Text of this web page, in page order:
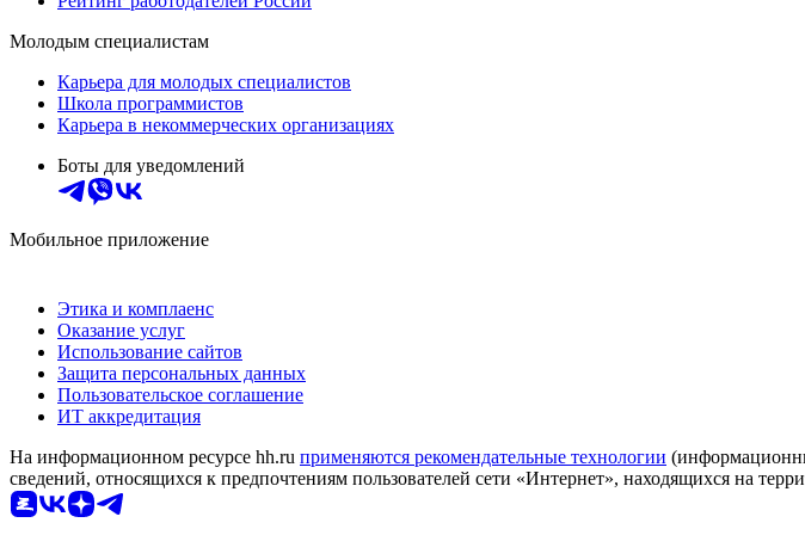
Молодым специалистам
Карьера для молодых специалистов
Школа программистов
Карьера в некоммерческих организациях
Боты для уведомлений
Мобильное приложение
Этика и комплаенс
Оказание услуг
Использование сайтов
Защита персональных данных
Пользовательское соглашение
ИТ аккредитация
На информационном ресурсе hh.ru применяются рекомендательные технологии
сведений, относящихся к предпочтениям пользователей сети «Интернет», находящихся на